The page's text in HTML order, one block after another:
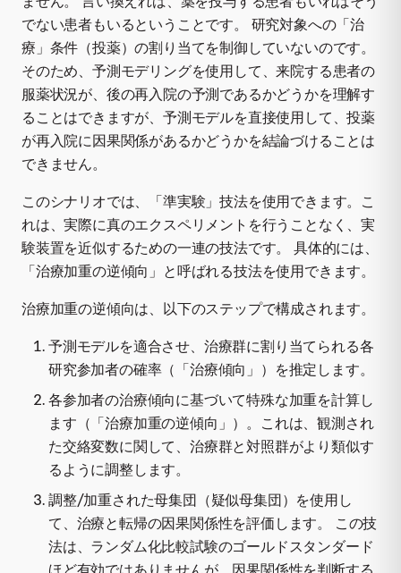
でない患者もいるということです。 研究対象への「治
療」条件（投薬）の割り当てを制御していないのです。
そのため、予測モデリングを使用して、来院する患者の
服薬状況が、後の再入院の予測であるかどうかを理解す
ることはできますが、予測モデルを直接使用して、投薬
が再入院に因果関係があるかどうかを結論づけることは
できません。
このシナリオでは、「準実験」技法を使用できます。こ
れは、実際に真のエクスペリメントを行うことなく、実
験装置を近似するための一連の技法です。 具体的には、
「治療加重の逆傾向」と呼ばれる技法を使用できます。
治療加重の逆傾向は、以下のステップで構成されます。
予測モデルを適合させ、治療群に割り当てられる各
研究参加者の確率（「治療傾向」）を推定します。
各参加者の治療傾向に基づいて特殊な加重を計算し
ます（「治療加重の逆傾向」）。これは、観測され
た交絡変数に関して、治療群と対照群がより類似す
るように調整します。
調整/加重された母集団（疑似母集団）を使用し
て、治療と転帰の因果関係性を評価します。 この技
法は、ランダム化比較試験のゴールドスタンダード